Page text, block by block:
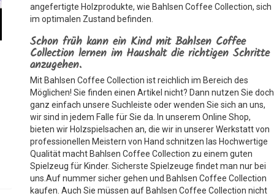
angefertigte Holzprodukte, wie Bahlsen Coffee Collection, sich
im optimalen Zustand befinden.
Schon früh kann ein Kind mit Bahlsen Coffee
Collection lernen im Haushalt die richtigen Schritte
anzugehen.
Mit Bahlsen Coffee Collection ist reichlich im Bereich des
Möglichen! Sie finden einen Artikel nicht? Dann nutzen Sie doch
ganz einfach unsere Suchleiste oder wenden Sie sich an uns,
wir sind in jedem Falle für Sie da. In unserem Online Shop,
bieten wir Holzspielsachen an, die wir in unserer Werkstatt von
professionellen Meistern von Hand schnitzen las Hochwertige
Qualität macht Bahlsen Coffee Collection zu einem guten
Spielzeug für Kinder. Sicherste Spielzeuge findet man nur bei
uns.Auf nummer sicher gehen und Bahlsen Coffee Collection
kaufen. Auch Sie müssen auf Bahlsen Coffee Collection nicht